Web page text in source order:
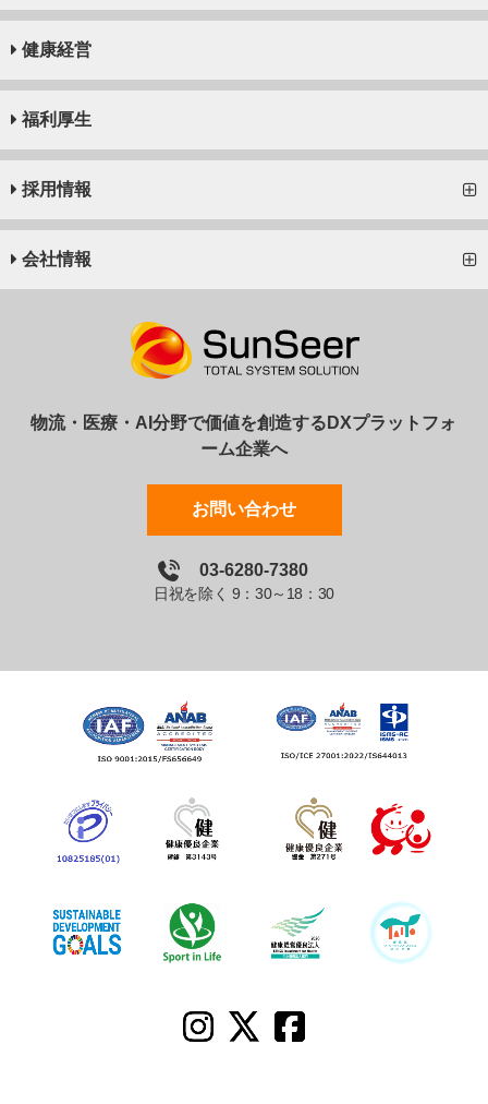
健康経営
福利厚生
採用情報
会社情報
物流・医療・AI分野で価値を創造するDXプラットフォ
ーム企業へ
お問い合わせ
03-6280-7380
日祝を除く 9：30～18：30